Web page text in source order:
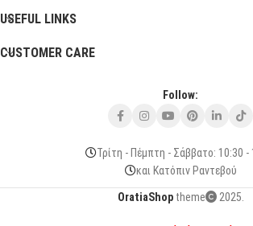
USEFUL LINKS
CUSTOMER CARE
Follow:
Τρίτη - Πέμπτη - Σάββατο: 10:30 -
και Κατόπιν Ραντεβού
OratiaShoptheme 2025.